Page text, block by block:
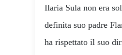
Ilaria Sula non era
definita suo padre
ha rispettato il suo